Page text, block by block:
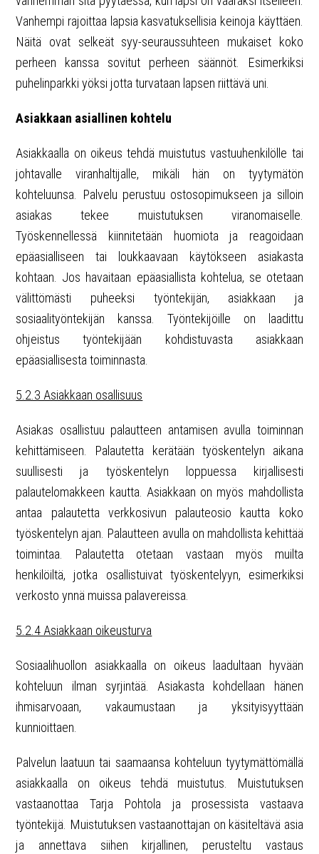
Vanhempi rajoittaa lapsia kasvatuksellisia keinoja käyttäen.
Näitä ovat selkeät syy-seuraussuhteen mukaiset koko
perheen kanssa sovitut perheen säännöt. Esimerkiksi
puhelinparkki yöksi jotta turvataan lapsen riittävä uni.
Asiakkaan asiallinen kohtelu
Asiakkaalla on oikeus tehdä muistutus vastuuhenkilölle tai
johtavalle viranhaltijalle, mikäli hän on tyytymätön
kohteluunsa. Palvelu perustuu ostosopimukseen ja silloin
asiakas tekee muistutuksen viranomaiselle.
Työskennellessä kiinnitetään huomiota ja reagoidaan
epäasialliseen tai loukkaavaan käytökseen asiakasta
kohtaan. Jos havaitaan epäasiallista kohtelua, se otetaan
välittömästi puheeksi työntekijän, asiakkaan ja
sosiaalityöntekijän kanssa. Työntekijöille on laadittu
ohjeistus työntekijään kohdistuvasta asiakkaan
epäasiallisesta toiminnasta.
5.2.3 Asiakkaan osallisuus
Asiakas osallistuu palautteen antamisen avulla toiminnan
kehittämiseen. Palautetta kerätään työskentelyn aikana
suullisesti ja työskentelyn loppuessa kirjallisesti
palautelomakkeen kautta. Asiakkaan on myös mahdollista
antaa palautetta verkkosivun palauteosio kautta koko
työskentelyn ajan. Palautteen avulla on mahdollista kehittää
toimintaa. Palautetta otetaan vastaan myös muilta
henkilöiltä, jotka osallistuivat työskentelyyn, esimerkiksi
verkosto ynnä muissa palavereissa.
5.2.4 Asiakkaan oikeusturva
Sosiaalihuollon asiakkaalla on oikeus laadultaan hyvään
kohteluun ilman syrjintää. Asiakasta kohdellaan hänen
ihmisarvoaan, vakaumustaan ja yksityisyyttään
kunnioittaen.
Palvelun laatuun tai saamaansa kohteluun tyytymättömällä
asiakkaalla on oikeus tehdä muistutus. Muistutuksen
vastaanottaa Tarja Pohtola ja prosessista vastaava
työntekijä. Muistutuksen vastaanottajan on käsiteltävä asia
ja annettava siihen kirjallinen, perusteltu vastaus